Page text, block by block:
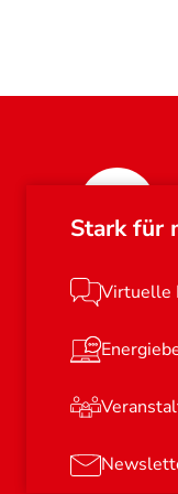
Stark für
Virtuelle